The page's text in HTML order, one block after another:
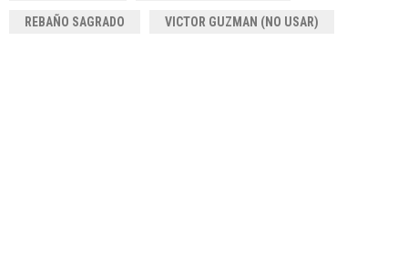
REBAÑO SAGRADO VICTOR GUZMAN (NO USAR)